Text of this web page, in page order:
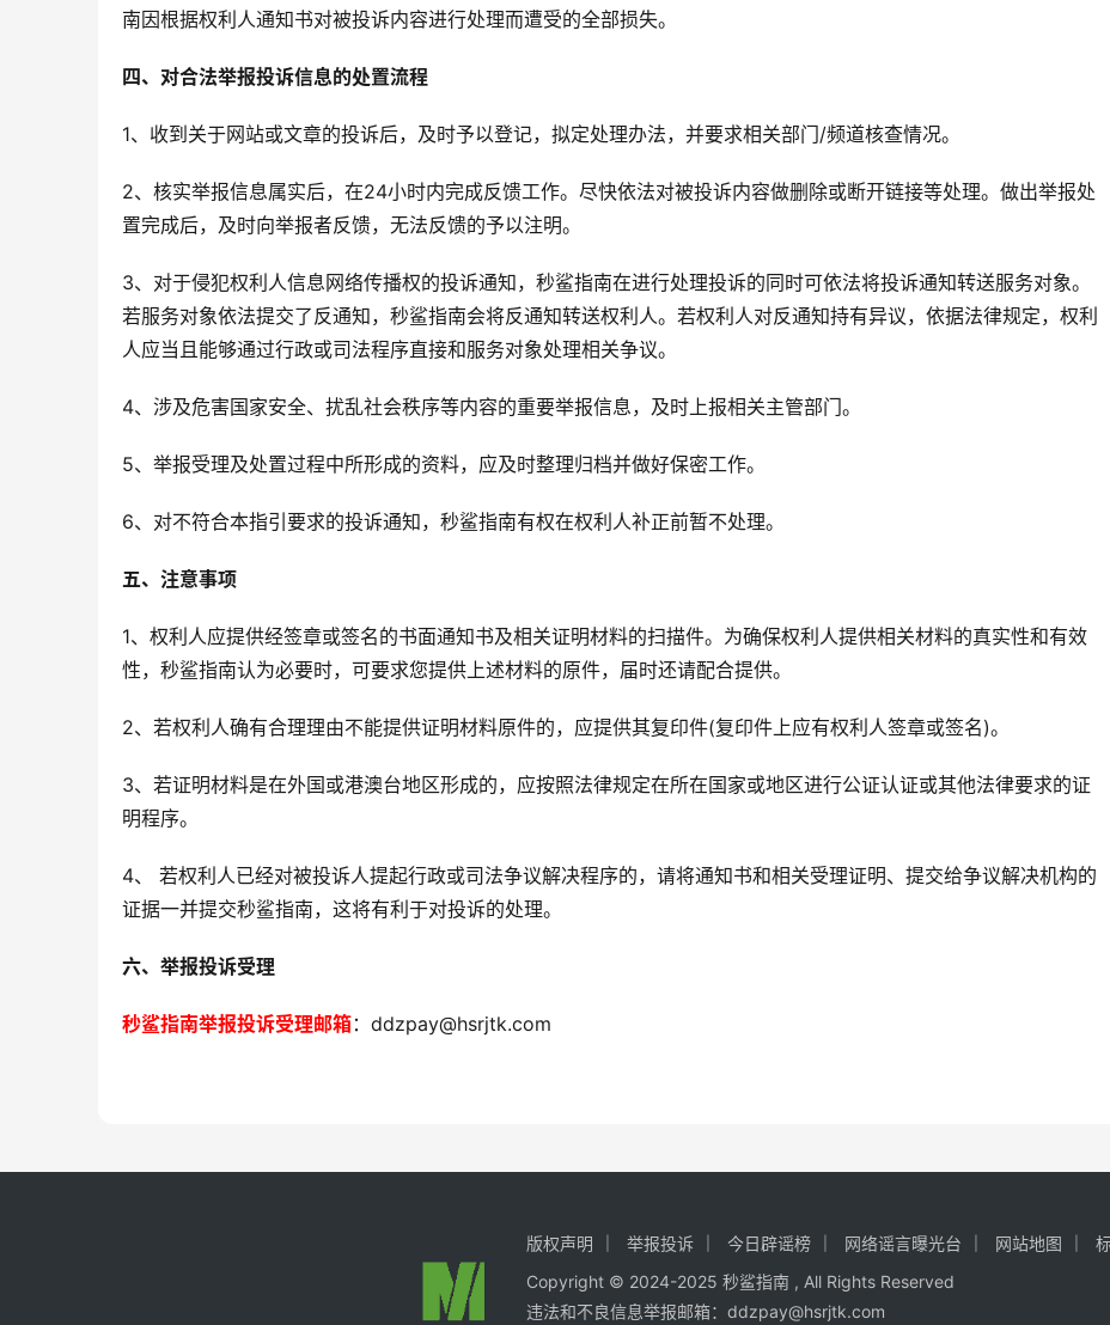
南因根据权利人通知书对被投诉内容进行处理而遭受的全部损失。
四、对合法举报投诉信息的处置流程
1、收到关于网站或文章的投诉后，及时予以登记，拟定处理办法，并要求相关部门/频道核查情况。
2、核实举报信息属实后，在24小时内完成反馈工作。尽快依法对被投诉内容做删除或断开链接等处理。做出举报处
置完成后，及时向举报者反馈，无法反馈的予以注明。
3、对于侵犯权利人信息网络传播权的投诉通知，秒鲨指南在进行处理投诉的同时可依法将投诉通知转送服务对象。
若服务对象依法提交了反通知，秒鲨指南会将反通知转送权利人。若权利人对反通知持有异议，依据法律规定，权利
人应当且能够通过行政或司法程序直接和服务对象处理相关争议。
4、涉及危害国家安全、扰乱社会秩序等内容的重要举报信息，及时上报相关主管部门。
5、举报受理及处置过程中所形成的资料，应及时整理归档并做好保密工作。
6、对不符合本指引要求的投诉通知，秒鲨指南有权在权利人补正前暂不处理。
五、注意事项
1、权利人应提供经签章或签名的书面通知书及相关证明材料的扫描件。为确保权利人提供相关材料的真实性和有效
性，秒鲨指南认为必要时，可要求您提供上述材料的原件，届时还请配合提供。
2、若权利人确有合理理由不能提供证明材料原件的，应提供其复印件(复印件上应有权利人签章或签名)。
3、若证明材料是在外国或港澳台地区形成的，应按照法律规定在所在国家或地区进行公证认证或其他法律要求的证
明程序。
4、 若权利人已经对被投诉人提起行政或司法争议解决程序的，请将通知书和相关受理证明、提交给争议解决机构的
证据一并提交秒鲨指南，这将有利于对投诉的处理。
六、举报投诉受理
秒鲨指南举报投诉受理邮箱：ddzpay@hsrjtk.com
版权声明 举报投诉 今日辟谣榜 网络谣言曝光台 网站地图
Copyright © 2024-2025秒鲨指南 , All Rights Reserved
违法和不良信息举报邮箱：ddzpay@hsrjtk.com